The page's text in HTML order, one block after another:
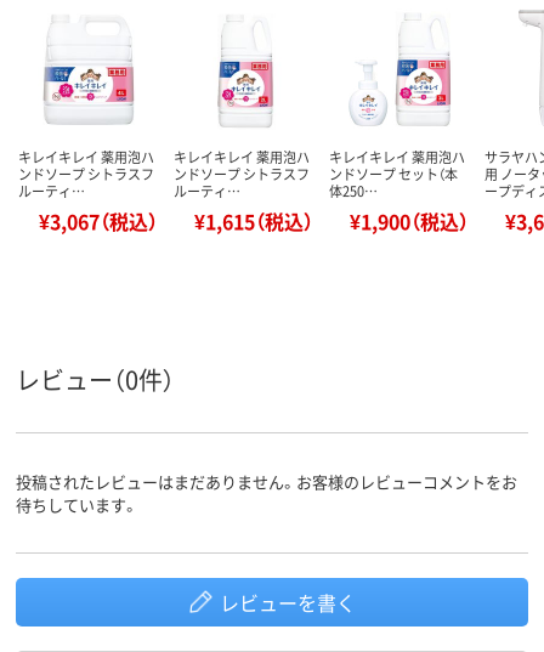
キレイキレイ 薬用泡ハ
ンドソープ シトラスフ
ルーティ…
¥3,067（税込）
キレイキレイ 薬用泡ハ
ンドソープ シトラスフ
ルーティ…
¥1,615（税込）
キレイキレイ 薬用泡ハ
ンドソープ セット（本
体250…
¥1,900（税込）
サラヤハ
用 ノー
ープデ
レビュー（0件）
投稿されたレビューはまだありません。お客様のレビューコメントをお
待ちしています。
レビューを書く